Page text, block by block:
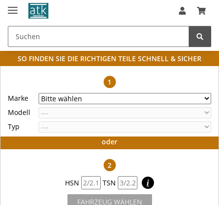
SO FINDEN SIE DIE RICHTIGEN TEILE SCHNELL & SICHER
1
Marke
Modell
Typ
oder
2
HSN
TSN i
FAHRZEUG WÄHLEN